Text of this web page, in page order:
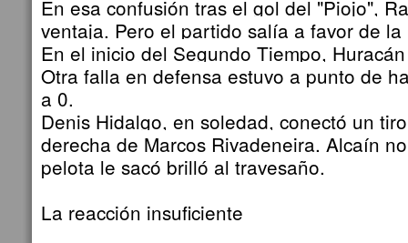
En esa confusión tras el gol del "Piojo",
ventaja. Pero el partido salía a favor de la
En el inicio del Segundo Tiempo,
Otra falla en defensa estuvo a punto de
a 0.
Denis Hidalgo, en soledad, conectó un
derecha de Marcos Rivadeneira. Alcaín
pelota le sacó brilló al travesaño.
La reacción insuficiente